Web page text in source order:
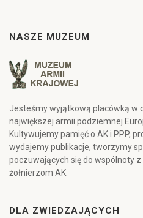
NASZE MUZEUM
Jesteśmy wyjątkową placówką w
największej armii podziemnej
Kultywujemy pamięć o AK i PPP,
wydajemy publikacje, tworzymy
poczuwających się do wspólnoty z
żołnierzom AK.
DLA ZWIEDZAJĄCYCH